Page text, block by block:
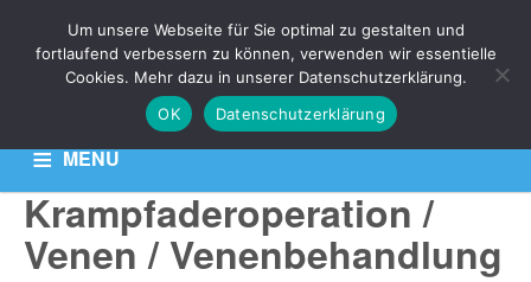
MENU
HOME KONTAKT DATENSCHUTZERKLÄRUNG
THEMA:
VENENSTRIPPING
Aktuelle News zu Ihren Venen-Themen: Krampfadern,
Besenreiser & Co
Krampfaderoperation /
Venen / Venenbehandlung
Um unsere Webseite für Sie optimal zu gestalten und
fortlaufend verbessern zu können, verwenden wir essentielle
Cookies. Mehr dazu in unserer Datenschutzerklärung.
OK
Datenschutzerklärung